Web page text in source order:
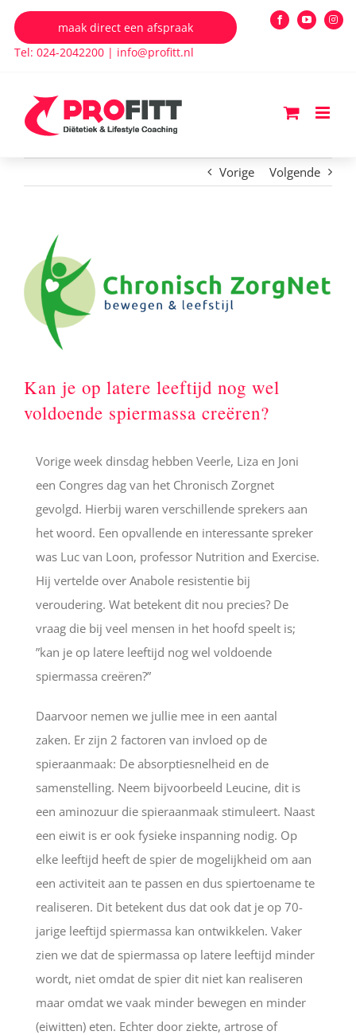
naar
inhoud
maak direct een afspraak
Tel: 024-2042200| info@profitt.nl
FacebookYouTube
Vorige Volgende
Bekijk
grotere
afbeelding
Kan je op latere leeftijd nog wel
voldoende spiermassa creëren?
Vorige week dinsdag hebben Veerle, Liza en Joni
een Congres dag van het Chronisch Zorgnet
gevolgd. Hierbij waren verschillende sprekers aan
het woord. Een opvallende en interessante spreker
was Luc van Loon, professor Nutrition and Exercise.
Hij vertelde over Anabole resistentie bij
veroudering. Wat betekent dit nou precies? De
vraag die bij veel mensen in het hoofd speelt is;
”kan je op latere leeftijd nog wel voldoende
spiermassa creëren?”
Daarvoor nemen we jullie mee in een aantal
zaken. Er zijn 2 factoren van invloed op de
spieraanmaak: De absorptiesnelheid en de
samenstelling. Neem bijvoorbeeld Leucine, dit is
een aminozuur die spieraanmaak stimuleert. Naast
een eiwit is er ook fysieke inspanning nodig. Op
elke leeftijd heeft de spier de mogelijkheid om aan
een activiteit aan te passen en dus spiertoename te
realiseren. Dit betekent dus dat ook dat je op 70-
jarige leeftijd spiermassa kan ontwikkelen. Vaker
zien we dat de spiermassa op latere leeftijd minder
wordt, niet omdat de spier dit niet kan realiseren
maar omdat we vaak minder bewegen en minder
(eiwitten) eten. Echter door ziekte, artrose of